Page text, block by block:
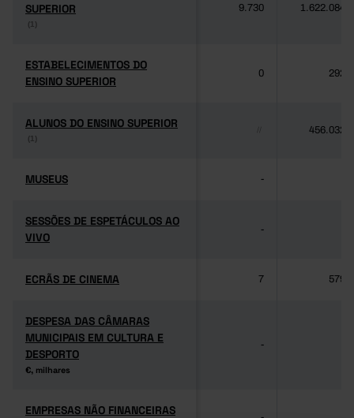
SUPERIOR
(1)
SUPERIOR
(1)
9.730 1.622.084
ESTABELECIMENTOS DO
ENSINO SUPERIOR
ESTABELECIMENTOS DO
ENSINO SUPERIOR
0 292
ALUNOS DO ENSINO SUPERIOR
(1)
ALUNOS DO ENSINO SUPERIOR
(1)
456.032
MUSEUS
MUSEUS -
SESSÕES DE ESPETÁCULOS AO
VIVO
SESSÕES DE ESPETÁCULOS AO
VIVO
-
ECRÃS DE CINEMA
ECRÃS DE CINEMA 7 579
DESPESA DAS CÂMARAS
MUNICIPAIS EM CULTURA E
DESPORTO
€, milhares
DESPESA DAS CÂMARAS
MUNICIPAIS EM CULTURA E
DESPORTO
€, milhares
-
EMPRESAS NÃO FINANCEIRAS
EMPRESAS NÃO FINANCEIRAS